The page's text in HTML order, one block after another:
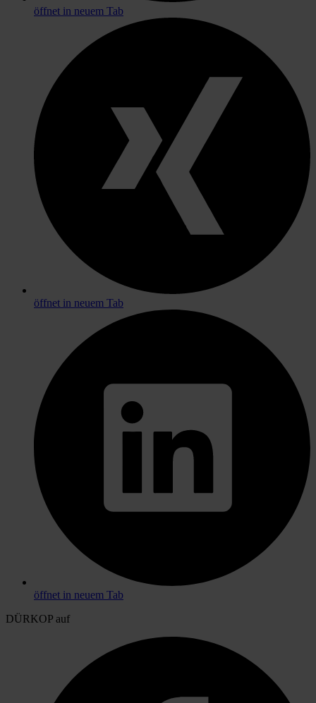
öffnet in neuem Tab
öffnet in neuem Tab
öffnet in neuem Tab
DÜRKOP auf